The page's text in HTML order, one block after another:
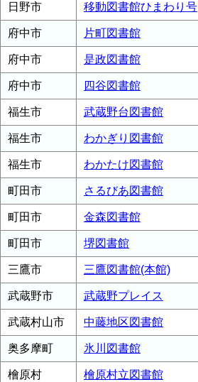
日野市 移動図書館ひまわり号
府中市 片町図書館
府中市 是政図書館
府中市 四谷図書館
福生市 武蔵野台図書館
福生市 わかぎり図書館
福生市 わかたけ図書館
町田市 さるびあ図書館
町田市 金森図書館
町田市 堺図書館
三鷹市 三鷹図書館(本館)
武蔵野市 武蔵野プレイス
武蔵村山市 中藤地区図書館
奥多摩町 氷川図書館
檜原村 檜原村立図書館